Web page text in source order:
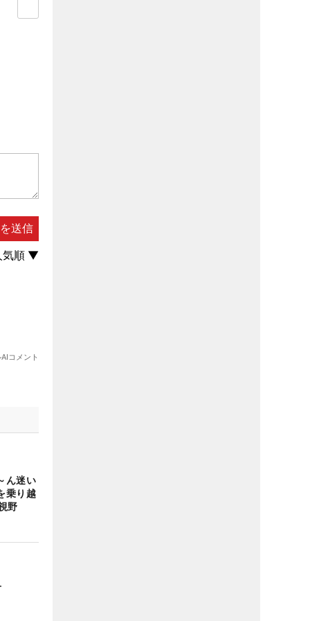
ん迷い
乗り越
野